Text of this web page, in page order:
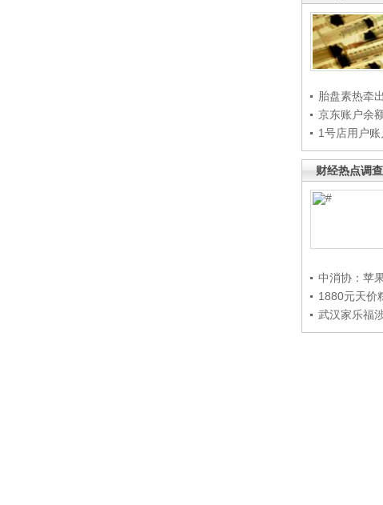
胎盘素热牵
京东账户余
1号店用户
财经热点调查
中消协：苹
1880元天价
武汉家乐福